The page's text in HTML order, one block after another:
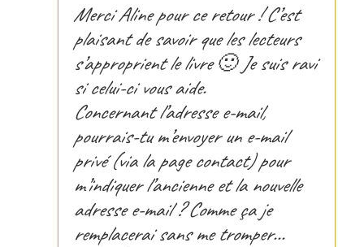
Merci Aline pour ce retour ! C’est
plaisant de savoir que les lecteurs
s’approprient le livre 🙂 Je suis ravi
si celui-ci vous aide.
Concernant l’adresse e-mail,
pourrais-tu m’envoyer un e-mail
privé (via la page contact) pour
m’indiquer l’ancienne et la nouvelle
adresse e-mail ? Comme ça je
remplacerai sans me tromper…